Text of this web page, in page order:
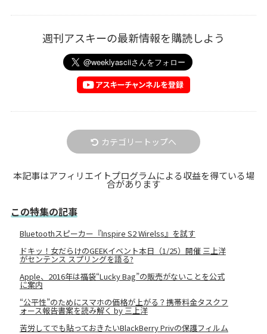
週刊アスキーの最新情報を購読しよう
カテゴリートップへ
本記事はアフィリエイトプログラムによる収益を得ている場
合があります
この特集の記事
Bluetoothスピーカー『Inspire S2 Wirelss』を試す
ドキッ！女だらけのGEEKイベント本日（1/25）開催 三上洋
がセンテンス スプリングを語る?
Apple、2016年は福袋“Lucky Bag”の販売がないことを公式
に案内
“公平性”のためにスマホの価格が上がる？携帯料金タスクフ
ォース報告書案を読み解く by 三上洋
苦労してでも貼っておきたいBlackBerry Privの保護フィルム